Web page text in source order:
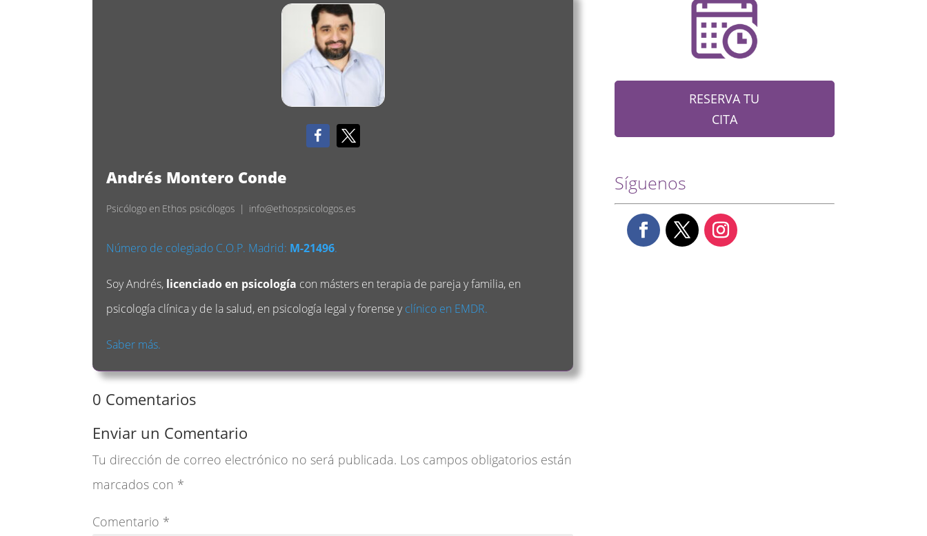
Andrés Montero Conde
Psicólogo en Ethos psicólogos | info@ethospsicologos.es
Número de colegiado C.O.P. Madrid: M-21496.
Soy Andrés, licenciado en psicología con másters en terapia de pareja y familia, en
psicología clínica y de la salud, en psicología legal y forense yclínico en EMDR.
Saber más.
0 Comentarios
Enviar un Comentario
Tu dirección de correo electrónico no será publicada. Los campos obligatorios están
marcados con *
Comentario *
RESERVA TU
CITA
Síguenos